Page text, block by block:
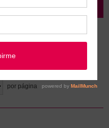
Y TIBETANOS
de la India y Tibetanos
por página